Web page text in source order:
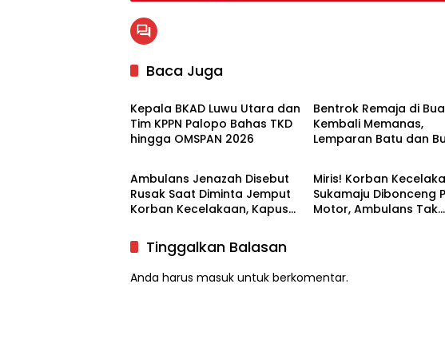
Baca Juga
Luwu Utara
Kepala BKAD Luwu Utara dan
Tim KPPN Palopo Bahas TKD
hingga OMSPAN 2026
Bentrok Remaja di Bua
Kembali Memanas,
Lemparan Batu dan
Luwu Utara
Ambulans Jenazah Disebut
Rusak Saat Diminta Jemput
Korban Kecelakaan, Kapus
Luwu Utara
Miris! Korban
Sukamaju Dibonceng
Motor, Ambulans Tak
Tinggalkan Balasan
Anda harus masuk untuk berkomentar.